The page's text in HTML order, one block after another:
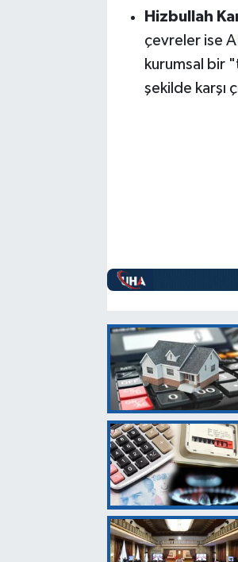
Hizbullah
çevreler ise
kurumsal bir
şekilde karşı